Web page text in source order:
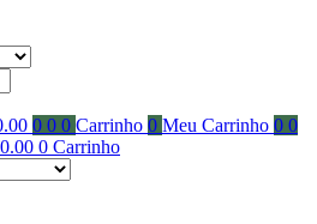
0 0 0 Carrinho 0 Meu Carrinho 0 0
0.00 0 Carrinho